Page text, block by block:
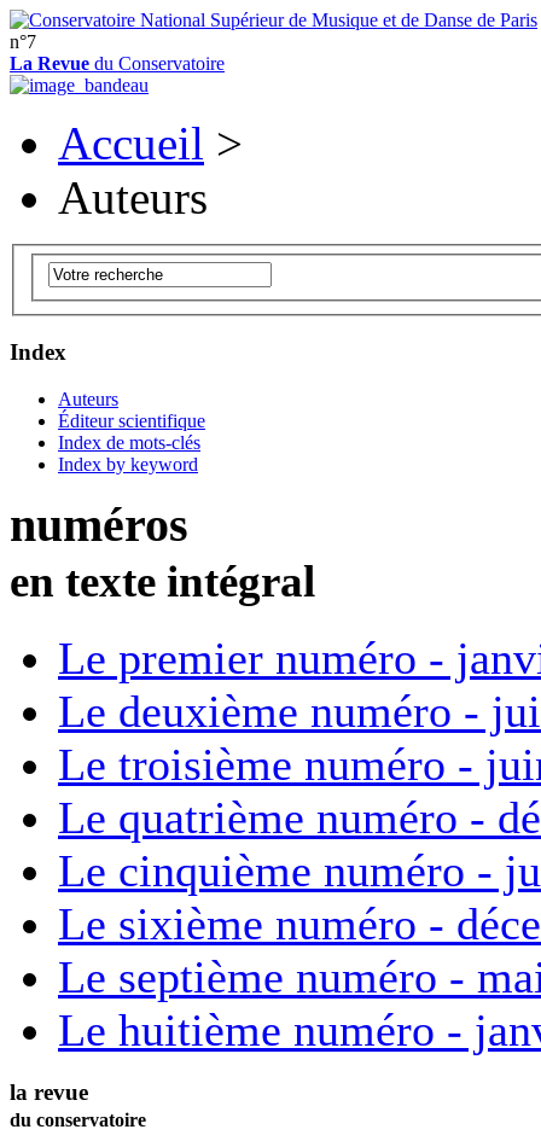
n°7
La Revue du Conservatoire
Accueil >
Auteurs
Index
Auteurs
Éditeur scientifique
Index de mots-clés
Index by keyword
numéros
en texte intégral
Le premier numéro -
Le deuxième numéro -
Le troisième numéro -
Le quatrième numéro -
Le cinquième numéro -
Le sixième numéro -
Le septième numéro -
Le huitième numéro -
la revue
du conservatoire